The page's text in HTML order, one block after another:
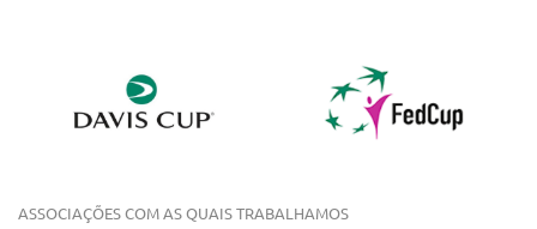
ASSOCIAÇÕES COM AS QUAIS TRABALHAMOS